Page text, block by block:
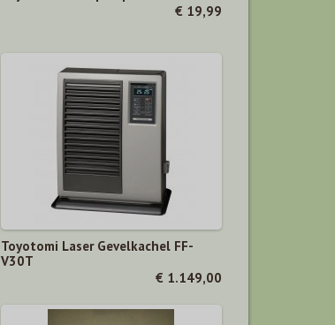
€ 19,99
Toyotomi Laser Gevelkachel FF-
V30T
€ 1.149,00